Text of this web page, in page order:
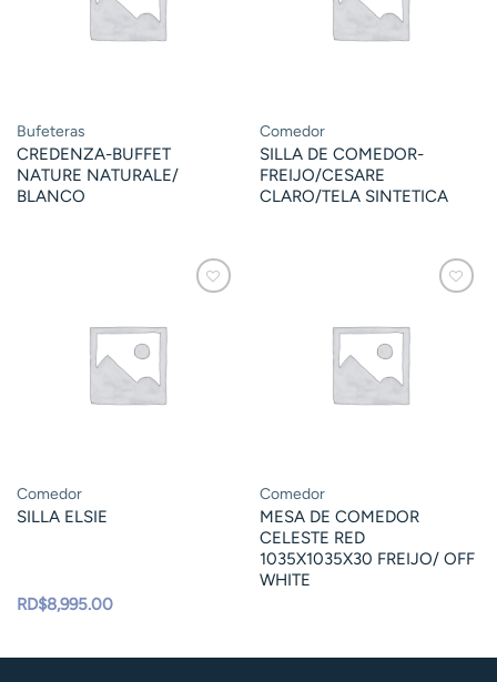
Bufeteras
CREDENZA-BUFFET
NATURE NATURALE/
BLANCO
Comedor
SILLA DE COMEDOR-
FREIJO/CESARE
CLARO/TELA SINTETICA
Comedor
SILLA ELSIE
RD$8,995.00
Comedor
MESA DE COMEDOR
CELESTE RED
1035X1035X30 FREIJO/ OFF
WHITE